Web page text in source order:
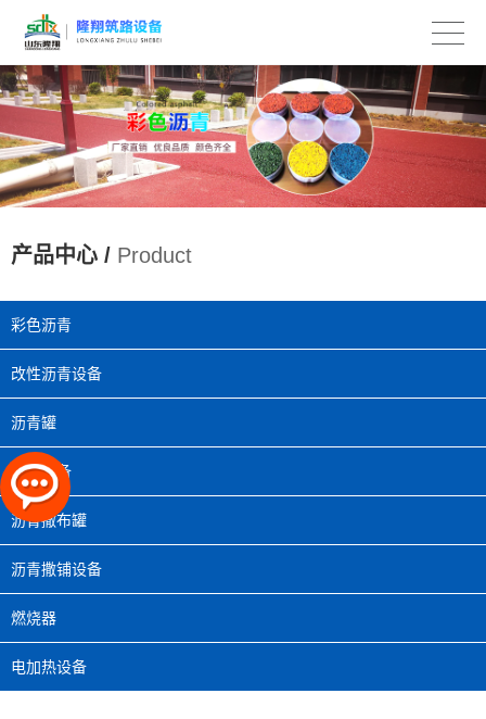
产品中心 / Product
彩色沥青
改性沥青设备
沥青罐
乳化设备
沥青撒布罐
沥青撒铺设备
燃烧器
电加热设备